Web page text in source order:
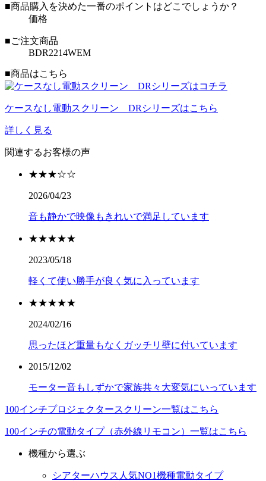
■商品購入を決めた一番のポイントはどこでしょうか？
価格
■ご注文商品
BDR2214WEM
■商品はこちら
ケースなし電動スクリーン DRシリーズはこちら
詳しく見る
関連するお客様の声
★★★☆☆
2026/04/23
音も静かで映像もきれいで満足しています
★★★★★
2023/05/18
軽くて使い勝手が良く気に入っています
★★★★★
2024/02/16
思ったほど重量もなくガッチリ壁に付いています
2015/12/02
モーター音もしずかで家族共々大変気にいっています
100インチプロジェクタースクリーン一覧はこちら
100インチの電動タイプ（赤外線リモコン）一覧はこちら
機種から選ぶ
シアターハウス人気NO1機種電動タイプ